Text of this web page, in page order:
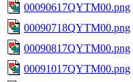
00090617QYTM00.png
00090718QYTM00.png
00090817QYTM00.png
00091017QYTM00.png